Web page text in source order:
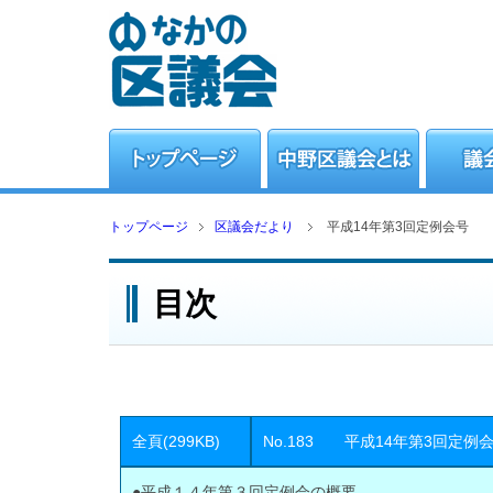
トップページ 区議会だより 平成14年第3回定例会号
目次
全頁(299KB) No.183 平成14年第3回定例